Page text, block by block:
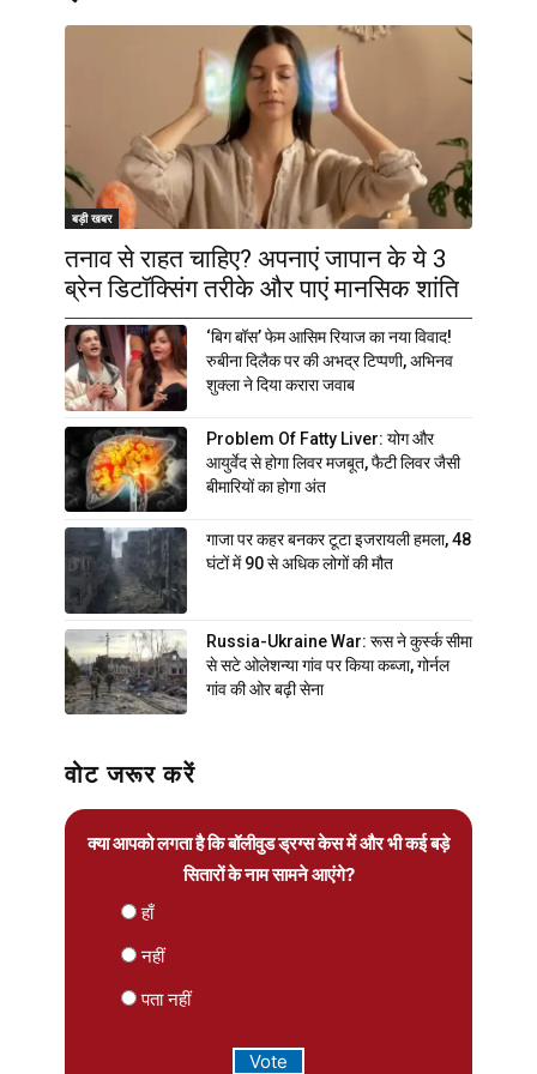
बड़ी खबर
तनाव से राहत चाहिए? अपनाएं जापान के ये 3
ब्रेन डिटॉक्सिंग तरीके और पाएं मानसिक शांति
‘बिग बॉस’ फेम आसिम रियाज का नया विवाद!
रुबीना दिलैक पर की अभद्र टिप्पणी, अभिनव
शुक्ला ने दिया करारा जवाब
Problem Of Fatty Liver: योग और
आयुर्वेद से होगा लिवर मजबूत, फैटी लिवर जैसी
बीमारियों का होगा अंत
गाजा पर कहर बनकर टूटा इजरायली हमला, 48
घंटों में 90 से अधिक लोगों की मौत
Russia-Ukraine War: रूस ने कुर्स्क सीमा
से सटे ओलेशन्या गांव पर किया कब्जा, गोर्नल
गांव की ओर बढ़ी सेना
वोट जरूर करें
क्या आपको लगता है कि बॉलीवुड ड्रग्स केस में और भी कई बड़े
सितारों के नाम सामने आएंगे?
हाँ
नहीं
पता नहीं